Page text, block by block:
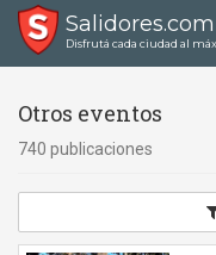
Salidores.com
Disfrutá cada ciudad al
Otros eventos
740 publicaciones